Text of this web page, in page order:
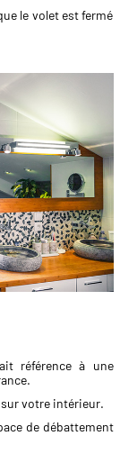
le volet est fermé
référence à une
votre intérieur.
de débattement